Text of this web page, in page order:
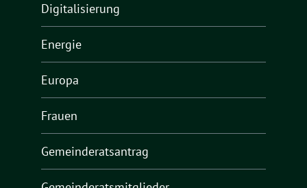
Digitalisierung
Energie
Europa
Frauen
Gemeinderatsantrag